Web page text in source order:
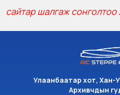
сайтар шалгаж сонголтоо
Улаанбаатар хот, Хан-
Архивчдын